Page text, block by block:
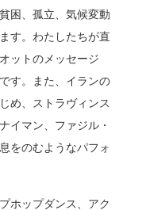
困、孤立、気候変動
す。わたしたちが直
ットのメッセージ
す。また、イランの
め、ストラヴィンス
イマン、ファジル・
をのむようなパフォ
ホップダンス、アク